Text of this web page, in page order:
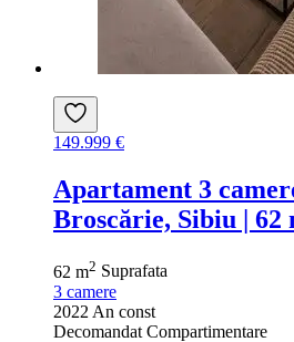
149.999 €
Apartament 3
Broscărie, Sibiu | 62
62 m2 Suprafata
3 camere
2022 An const
Decomandat Compartimentare